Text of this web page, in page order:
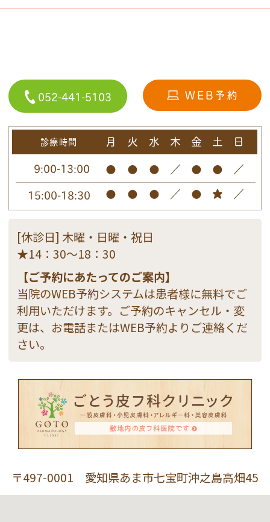
052-441-5103
診療時間 月 火 水 木 金 土
日
9:00-13:00
● ● ● ／ ● ●
／
15:00-18:30
● ● ● ／ ● ★ ／
[休診日] 木曜・日曜・祝日
★14：30～18：30
【ご予約にあたってのご案内】
当院のWEB予約システムは患者様に無料でご
利用いただけます。ご予約のキャンセル・変
更は、お電話またはWEB予約よりご連絡くだ
さい。
〒497-0001 愛知県あま市七宝町沖之島高畑45